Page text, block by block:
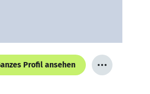
Profil ansehen